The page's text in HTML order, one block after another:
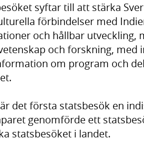
syftar till att stärka
förbindelser med
och hållbar utveckling,
och forskning, med
om program och
det första statsbesök en
genomförde ett
statsbesöket i landet.